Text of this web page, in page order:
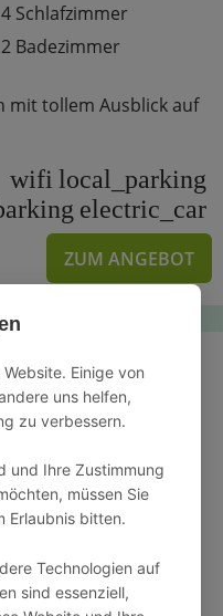
Einige von
uns helfen,
zu verbessern.
und Ihre Zustimmung
müssen Sie
Erlaubnis bitten.
Technologien auf
sind essenziell,
4 Schlafzimmer
2 Badezimmer
mit tollem Ausblick auf
wifi local_parking
electric_car
ZUM ANGEBOT